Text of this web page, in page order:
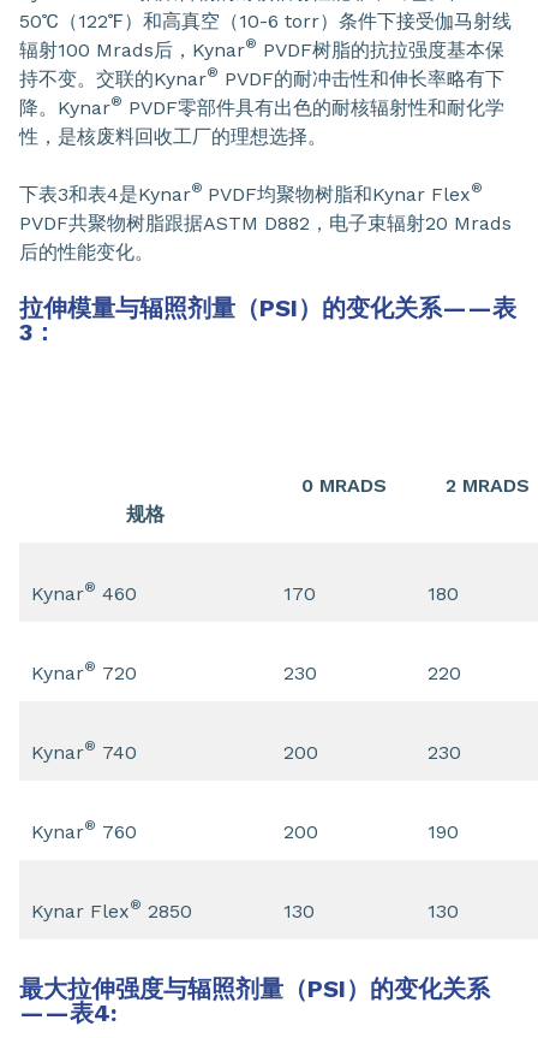
50℃（122℉）和高真空（10-6 torr）条件下接受伽马射线
辐射100 Mrads后，Kynar® PVDF树脂的抗拉强度基本保
持不变。交联的Kynar® PVDF的耐冲击性和伸长率略有下
降。Kynar® PVDF零部件具有出色的耐核辐射性和耐化学
性，是核废料回收工厂的理想选择。
下表3和表4是Kynar® PVDF均聚物树脂和Kynar Flex®
PVDF共聚物树脂跟据ASTM D882，电子束辐射20 Mrads
后的性能变化。
拉伸模量与辐照剂量（PSI）的变化关系——表
3：
规格
0 MRADS 2 MRADS
Kynar® 460 170 180
Kynar® 720 230 220
Kynar® 740 200 230
Kynar® 760 200 190
Kynar Flex® 2850 130 130
最大拉伸强度与辐照剂量（PSI）的变化关系
——表4: